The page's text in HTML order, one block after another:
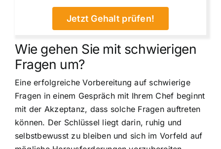
Jetzt Gehalt prüfen!
Wie gehen Sie mit schwierigen
Fragen um?
Eine erfolgreiche Vorbereitung auf schwierige
Fragen in einem Gespräch mit Ihrem Chef beginnt
mit der Akzeptanz, dass solche Fragen auftreten
können. Der Schlüssel liegt darin, ruhig und
selbstbewusst zu bleiben und sich im Vorfeld auf